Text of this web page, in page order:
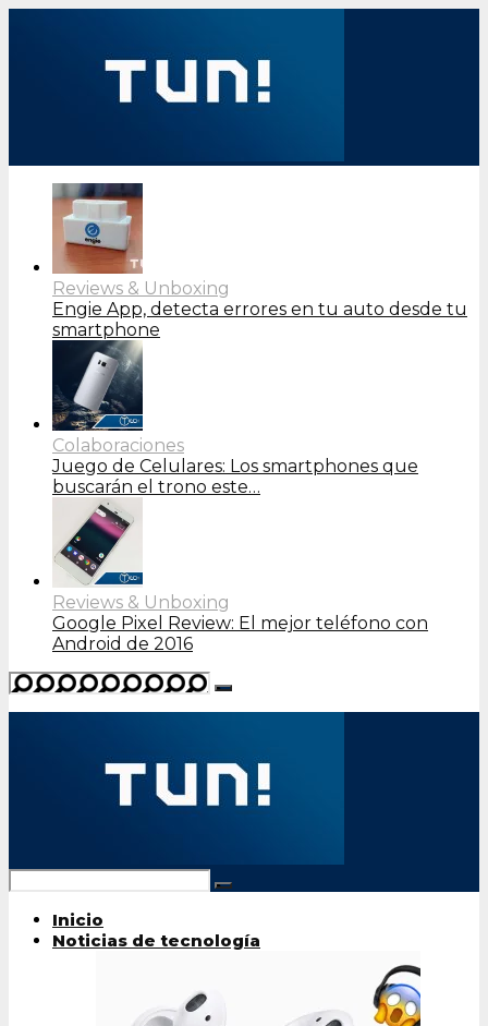
Reviews & Unboxing
Engie App, detecta errores en tu auto desde tu
smartphone
Colaboraciones
Juego de Celulares: Los smartphones que
buscarán el trono este…
Reviews & Unboxing
Google Pixel Review: El mejor teléfono con
Android de 2016
Inicio
Noticias de tecnología